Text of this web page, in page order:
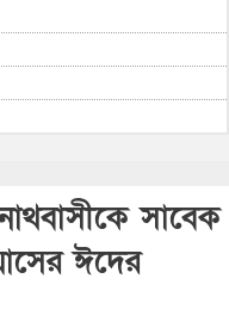
সাবেক
ঈদের